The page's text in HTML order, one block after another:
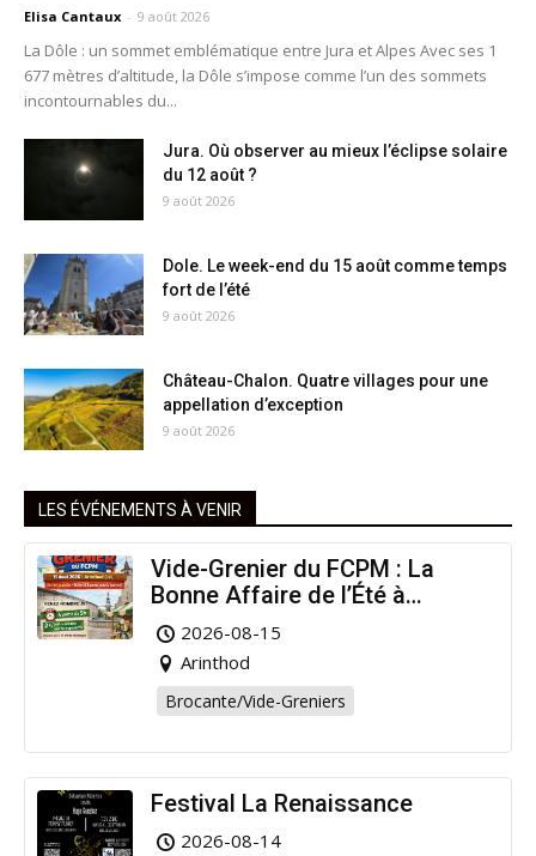
Elisa Cantaux - 9 août 2026
La Dôle : un sommet emblématique entre Jura et Alpes Avec ses 1
677 mètres d’altitude, la Dôle s’impose comme l’un des sommets
incontournables du...
Jura. Où observer au mieux l’éclipse solaire
du 12 août ?
9 août 2026
Dole. Le week-end du 15 août comme temps
fort de l’été
9 août 2026
Château-Chalon. Quatre villages pour une
appellation d’exception
9 août 2026
LES ÉVÉNEMENTS À VENIR
Vide-Grenier du FCPM : La
Bonne Affaire de l’Été à
Arinthod !
2026-08-15
Arinthod
Brocante/Vide-Greniers
Festival La Renaissance
2026-08-14